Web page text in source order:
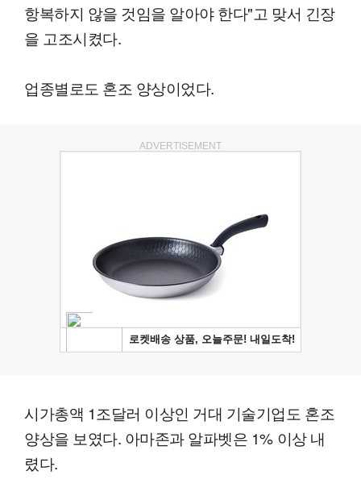
항복하지 않을 것임을 알아야 한다"고 맞서 긴장
을 고조시켰다.
업종별로도 혼조 양상이었다.
ADVERTISEMENT
시가총액 1조달러 이상인 거대 기술기업도 혼조
양상을 보였다. 아마존과 알파벳은 1% 이상 내
렸다.